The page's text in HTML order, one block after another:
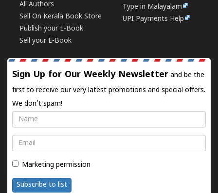
All Authors
Sell On Kerala Book Store
Publish your E-Book
Sell your E-Book
Type in Malayalam
UPI Payments Help
Sign Up for Our Weekly Newsletter and be the
first to receive our very latest promotions and special offers.
We don't spam!
Name
Email
Marketing permission
Subscribe to list